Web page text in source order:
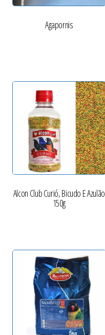
Agapornis
Alcon Club Curió, Bicudo E Azulão
150g